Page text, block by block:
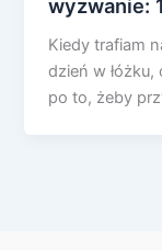
wyzwanie:
Kiedy trafiam
dzień w łóżku,
po to, żeby